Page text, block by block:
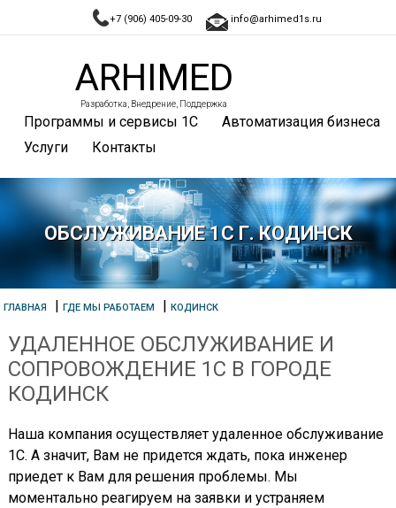
+7 (906) 405-09-30 info@arhimed1s.ru
ARHIMED
Разработка, Внедрение, Поддержка
Программы и сервисы 1С
Автоматизация бизнеса
Услуги
Контакты
ОБСЛУЖИВАНИЕ 1С Г. КОДИНСК
ГЛАВНАЯ |ГДЕ МЫ РАБОТАЕМ |КОДИНСК
УДАЛЕННОЕ ОБСЛУЖИВАНИЕ И
СОПРОВОЖДЕНИЕ 1С В ГОРОДЕ
КОДИНСК
Наша компания осуществляет удаленное обслуживание
1С. А значит, Вам не придется ждать, пока инженер
приедет к Вам для решения проблемы. Мы
моментально реагируем на заявки и устраняем